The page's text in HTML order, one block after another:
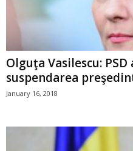
Olguţa Vasilescu:
suspendarea
January 16, 2018